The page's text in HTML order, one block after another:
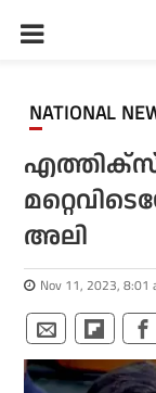
NATIONAL
എത്തിക്‌സ്
അലി
Nov 11, 2023, 8:01